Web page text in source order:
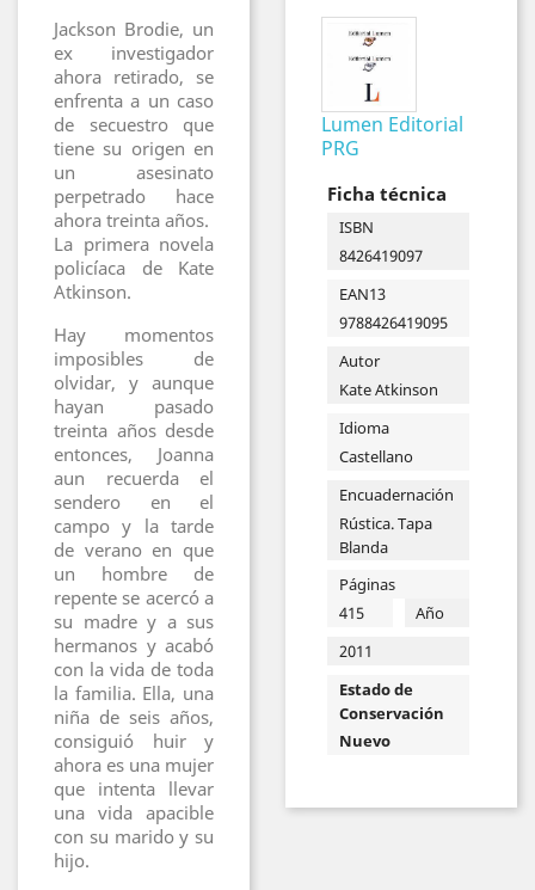
Jackson Brodie, un
ex investigador
ahora retirado, se
enfrenta a un caso
de secuestro que
tiene su origen en
un asesinato
perpetrado hace
ahora treinta años.
La primera novela
policíaca de Kate
Atkinson.
Hay momentos
imposibles de
olvidar, y aunque
hayan pasado
treinta años desde
entonces, Joanna
aun recuerda el
sendero en el
campo y la tarde
de verano en que
un hombre de
repente se acercó a
su madre y a sus
hermanos y acabó
con la vida de toda
la familia. Ella, una
niña de seis años,
consiguió huir y
ahora es una mujer
que intenta llevar
una vida apacible
con su marido y su
hijo.
Lumen Editorial
PRG
Ficha técnica
ISBN
8426419097
EAN13
9788426419095
Autor
Kate Atkinson
Idioma
Castellano
Encuadernación
Rústica. Tapa
Blanda
Páginas
415
Año
2011
Estado de
Conservación
Nuevo